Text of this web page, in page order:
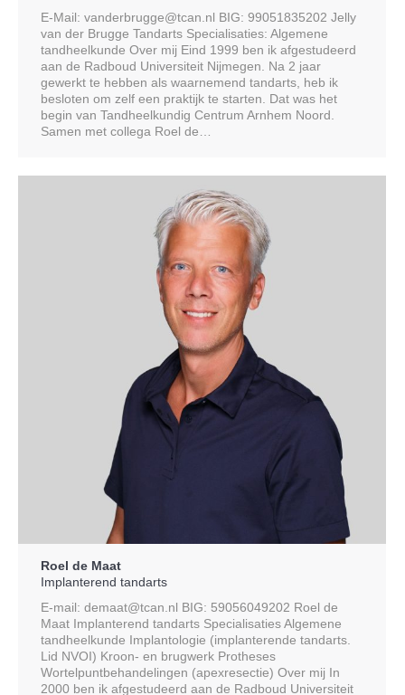
E-Mail: vanderbrugge@tcan.nl BIG: 99051835202 Jelly
van der Brugge Tandarts Specialisaties: Algemene
tandheelkunde Over mij Eind 1999 ben ik afgestudeerd
aan de Radboud Universiteit Nijmegen. Na 2 jaar
gewerkt te hebben als waarnemend tandarts, heb ik
besloten om zelf een praktijk te starten. Dat was het
begin van Tandheelkundig Centrum Arnhem Noord.
Samen met collega Roel de…
Roel de Maat
Implanterend tandarts
E-mail: demaat@tcan.nl BIG: 59056049202 Roel de
Maat Implanterend tandarts Specialisaties Algemene
tandheelkunde Implantologie (implanterende tandarts.
Lid NVOI) Kroon- en brugwerk Protheses
Wortelpuntbehandelingen (apexresectie) Over mij In
2000 ben ik afgestudeerd aan de Radboud Universiteit